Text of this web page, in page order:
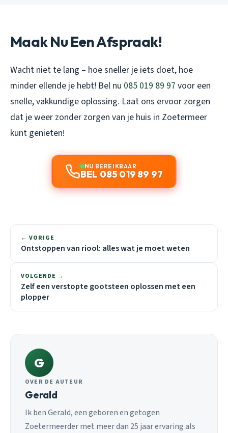
Maak Nu Een Afspraak!
Wacht niet te lang – hoe sneller je iets doet, hoe
minder ellende je hebt! Bel nu 085 019 89 97 voor een
snelle, vakkundige oplossing. Laat ons ervoor zorgen
dat je weer zonder zorgen van je huis in Zoetermeer
kunt genieten!
NU BEREIKBAAR
BEL 085 019 89 97
← VORIGE
Ontstoppen van riool: alles wat je moet weten
VOLGENDE →
Zelf een verstopte gootsteen oplossen met een
plopper
G
OVER DE AUTEUR
Gerald
Ik ben Gerald, een geboren en getogen
Zoetermeerder met meer dan 25 jaar ervaring als